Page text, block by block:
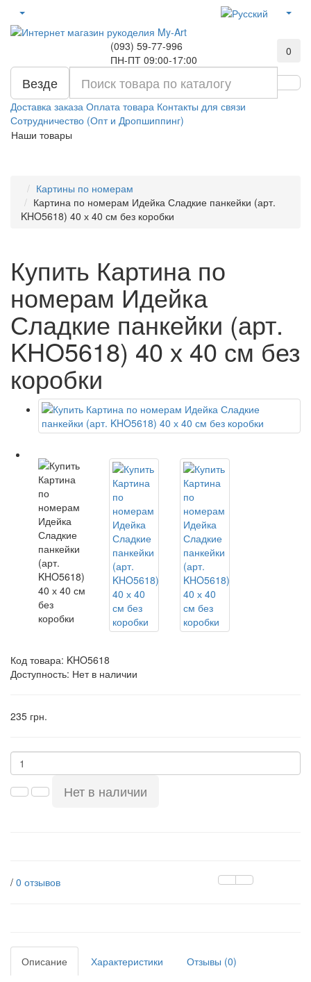
(093) 59-77-996
ПН-ПТ 09:00-17:00
0
Везде
Доставка заказа Оплата товара Контакты для связи
Сотрудничество (Опт и Дропшиппинг)
Наши товары
Картины по номерам
Картина по номерам Идейка Сладкие панкейки (арт.
KHO5618) 40 х 40 см без коробки
Купить Картина по
номерам Идейка
Сладкие панкейки (арт.
KHO5618) 40 х 40 см без
коробки
Код товара: KHO5618
Доступность: Нет в наличии
235 грн.
Нет в наличии
/ 0 отзывов
Описание Характеристики Отзывы (0)